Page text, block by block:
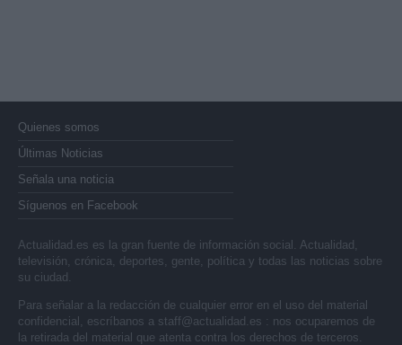
Quienes somos
Últimas Noticias
Señala una noticia
Síguenos en Facebook
Actualidad.es es la gran fuente de información social. Actualidad,
televisión, crónica, deportes, gente, política y todas las noticias sobre
su ciudad.
Para señalar a la redacción de cualquier error en el uso del material
confidencial, escríbanos a staff@actualidad.es : nos ocuparemos de
la retirada del material que atenta contra los derechos de terceros.